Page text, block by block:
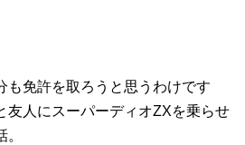
も免許を取ろうと思うわけです
友人にスーパーディオZXを乗らせ